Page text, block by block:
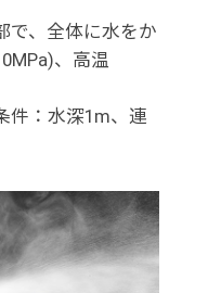
で、全体に水をか
、高温
件：水深1m、連